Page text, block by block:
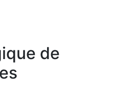
de